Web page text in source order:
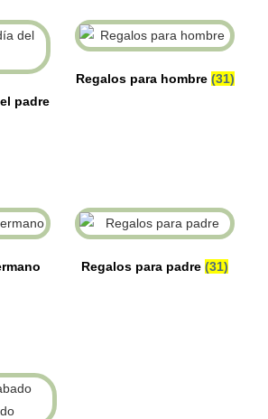
padre
Regalos para hombre (31)
Regalos para padre (31)